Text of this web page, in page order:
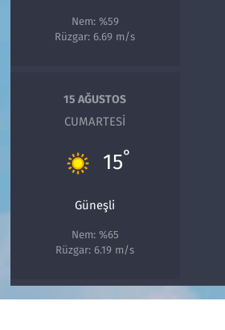
Nem: %59
Rüzgar: 6.69 m/s
15 AĞUSTOS
CUMARTESI
15°
Güneşli
Nem: %65
Rüzgar: 6.19 m/s